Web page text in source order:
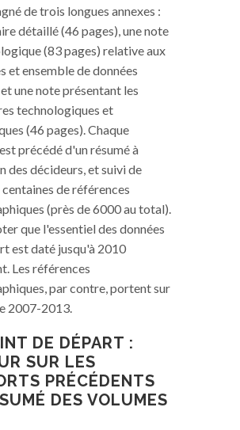
de trois longues annexes :
détaillé (46 pages), une note
(83 pages) relative aux
et ensemble de données
une note présentant les
technologiques et
(46 pages). Chaque
précédé d'un résumé à
des décideurs, et suivi de
de références
(près de 6000 au total).
que l'essentiel des données
est daté jusqu'à 2010
Les références
par contre, portent sur
2007-2013.
DE DÉPART :
SUR LES
PRÉCÉDENTS
DES VOLUMES